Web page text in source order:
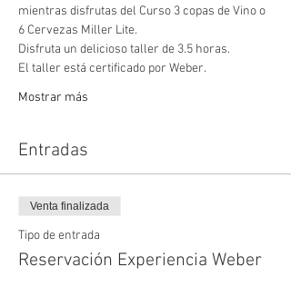
mientras disfrutas del Curso 3 copas de Vino o
6 Cervezas Miller Lite.
Disfruta un delicioso taller de 3.5 horas.
El taller está certificado por Weber.
Mostrar más
Entradas
Venta finalizada
Tipo de entrada
Reservación Experiencia Weber